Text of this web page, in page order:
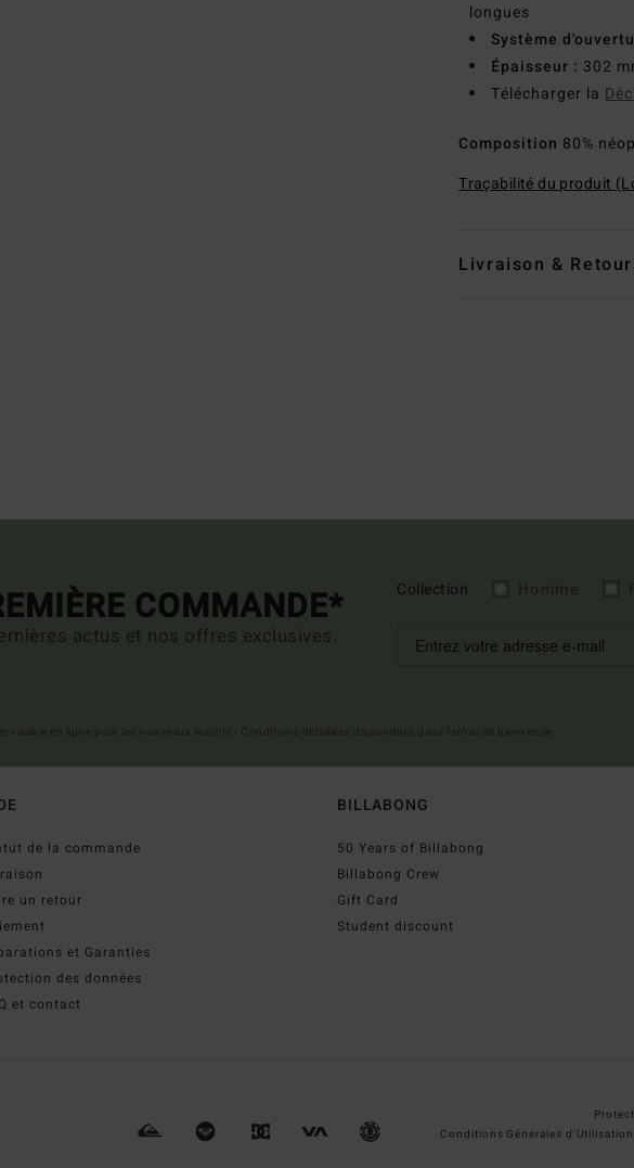
longues
Système
Épaisseur : 302
Télécharger la
Composition 80%
Traçabilité du produit
Livraison &
COMMANDE*
actus et nos offres exclusives.
Collection
de la commande
un retour
et Garanties
des données
et contact
BILLABONG
50 Years of Billabong
Billabong Crew
Gift Card
Student discount
Conditions Générales